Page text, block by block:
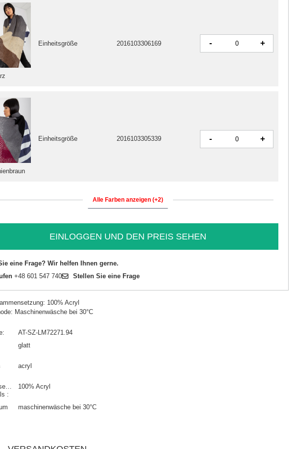
Einheitsgröße 2016103306169 - +
Einheitsgröße 2016103305339 - +
Alle Farben anzeigen (+2)
EINLOGGEN UND DEN PREIS SEHEN
eine Frage? Wir helfen Ihnen gerne.
+48 601 547 740 Stellen Sie eine Frage
100% Acryl
Maschinenwäsche bei 30°C
AT-SZ-LM72271.94
glatt
acryl
100% Acryl
maschinenwäsche bei 30°C